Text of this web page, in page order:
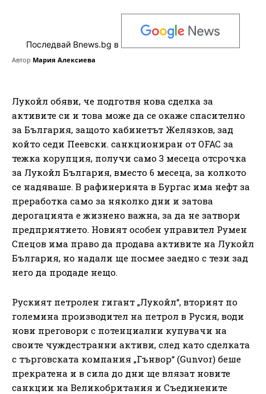
Последвай Bnews.bg в
Автор Мария Алексиева
Лукойл обяви, че подготвя нова сделка за
активите си и това може да се окаже спасително
за България, защото кабинетът Желязков, зад
който седи Пеевски. санкциониран от OFAC за
тежка корупция, получи само 3 месеца отсрочка
за Лукойл България, вместо 6 месеца, за колкото
се надяваше. В рафинерията в Бургас има нефт за
преработка само за няколко дни и затова
дерогацията е жизнено важна, за да не затвори
предприятието. Новият особен управител Румен
Спецов има право да продава активите на Лукойл
България, но надали ще посмее заедно с тези зад
него да продаде нещо.
Руският петролен гигант „Лукойл“, вторият по
големина производител на петрол в Русия, води
нови преговори с потенциални купувачи на
своите чуждестранни активи, след като сделката
с търговската компания „Гънвор“ (Gunvor) беше
прекратена и в сила до дни ще влязат новите
санкции на Великобритания и Съединените